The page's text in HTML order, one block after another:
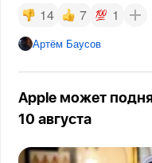
14 7 1
Артём Баусов
Apple может
10 августа